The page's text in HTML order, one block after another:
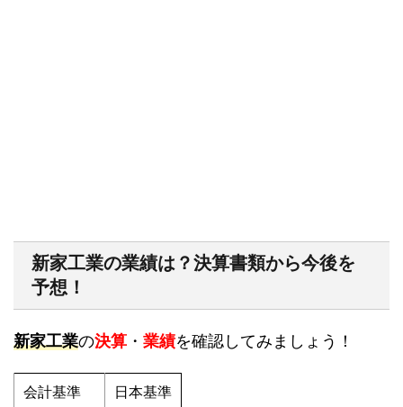
新家工業の業績は？決算書類から今後を
予想！
新家工業の決算 ・ 業績を確認してみましょう！
会計基準 日本基準